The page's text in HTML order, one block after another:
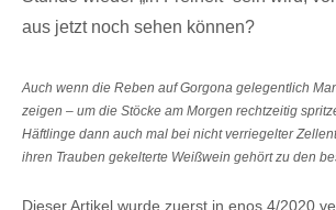
aus jetzt noch sehen können?
Auch wenn die Reben auf Gorgona gelegentlich
zeigen – um die Stöcke am Morgen rechtzeitig
Häftlinge dann auch mal bei nicht verriegelter
ihren Trauben gekelterte Weißwein gehört zu den
Dieser Artikel wurde zuerst in enos 4/2020